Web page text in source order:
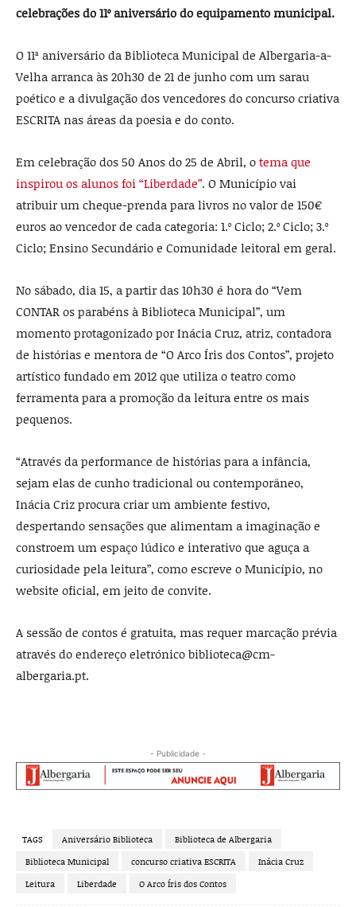
celebrações do 11º aniversário do equipamento municipal.
O 11ª aniversário da Biblioteca Municipal de Albergaria-a-
Velha arranca às 20h30 de 21 de junho com um sarau
poético e a divulgação dos vencedores do concurso criativa
ESCRITA nas áreas da poesia e do conto.
Em celebração dos 50 Anos do 25 de Abril, o tema que
inspirou os alunos foi “Liberdade”. O Município vai
atribuir um cheque-prenda para livros no valor de 150€
euros ao vencedor de cada categoria: 1.º Ciclo; 2.º Ciclo; 3.º
Ciclo; Ensino Secundário e Comunidade leitoral em geral.
No sábado, dia 15, a partir das 10h30 é hora do “Vem
CONTAR os parabéns à Biblioteca Municipal”, um
momento protagonizado por Inácia Cruz, atriz, contadora
de histórias e mentora de “O Arco Íris dos Contos”, projeto
artístico fundado em 2012 que utiliza o teatro como
ferramenta para a promoção da leitura entre os mais
pequenos.
“Através da performance de histórias para a infância,
sejam elas de cunho tradicional ou contemporâneo,
Inácia Criz procura criar um ambiente festivo,
despertando sensações que alimentam a imaginação e
constroem um espaço lúdico e interativo que aguça a
curiosidade pela leitura”, como escreve o Município, no
website oficial, em jeito de convite.
A sessão de contos é gratuita, mas requer marcação prévia
através do endereço eletrónico biblioteca@cm-
albergaria.pt.
- Publicidade -
TAGS Aniversário Biblioteca
Biblioteca de Albergaria
Biblioteca Municipal
concurso criativa ESCRITA
Inácia Cruz
Leitura
Liberdade O Arco Íris dos Contos